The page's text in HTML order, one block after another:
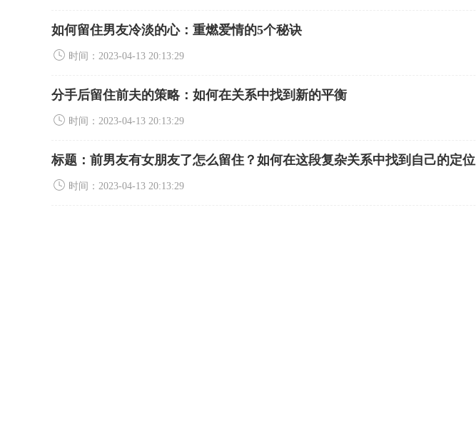
如何留住男友冷淡的心：重燃爱情的5个秘诀
时间：2023-04-13 20:13:29
分手后留住前夫的策略：如何在关系中找到新的平衡
时间：2023-04-13 20:13:29
标题：前男友有女朋友了怎么留住？如何在这段复杂关系中找到自己的定位
时间：2023-04-13 20:13:29